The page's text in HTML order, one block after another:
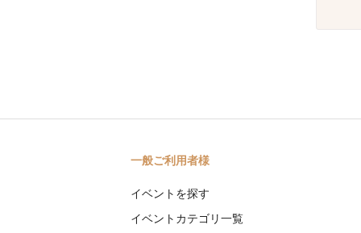
一般ご利用者様
イベントを探す
イベントカテゴリ一覧